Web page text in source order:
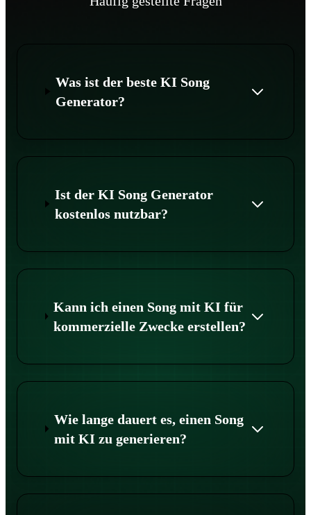
Was ist der beste KI Song
Generator?
Ist der KI Song Generator
kostenlos nutzbar?
Kann ich einen Song mit KI für
kommerzielle Zwecke erstellen?
Wie lange dauert es, einen Song
mit KI zu generieren?